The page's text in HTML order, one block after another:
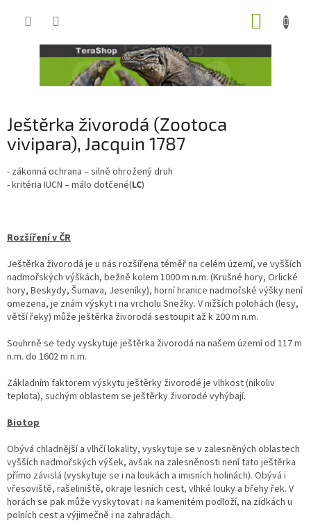
Ještěrka živorodá (Zootoca
vivipara), Jacquin 1787
- zákonná ochrana – silně ohrožený druh
- kritéria IUCN – málo dotčené(LC)
Rozšíření v ČR
Ještěrka živorodá je u nás rozšířena téměř na celém území, ve vyšších
nadmořských výškách, bežně kolem 1000 m n.m. (Krušné hory, Orlické
hory, Beskydy, Šumava, Jeseníky), horní hranice nadmořské výšky není
omezena, je znám výskyt i na vrcholu Snežky. V nižších polohách (lesy,
větší řeky) může ještěrka živorodá sestoupit až k 200 m n.m.
Souhrně se tedy vyskytuje ještěrka živorodá na našem území od 117 m
n.m. do 1602 m n.m.
Základním faktorem výskytu ještěrky živorodé je vlhkost (nikoliv
teplota), suchým oblastem se ještěrky živorodé vyhýbají.
Biotop
Obývá chladnější a vlhčí lokality, vyskytuje se v zalesněných oblastech
vyšších nadmořských výšek, avšak na zalesněnosti není tato ještěrka
přímo závislá (vyskytuje se i na loukách a imisních holinách). Obývá i
vřesoviště, rašeliniště, okraje lesních cest, vlhké louky a břehy řek. V
horách se pak může vyskytovat i na kamenitém podloží, na zídkách u
polních cest a výjimečně i na zahradách.